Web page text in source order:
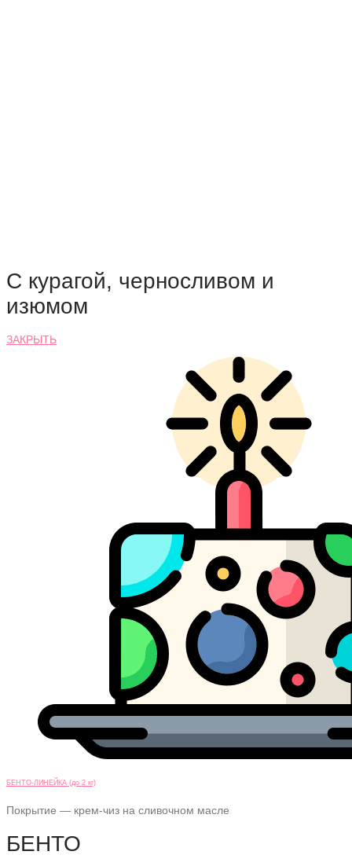
С курагой, черносливом и
изюмом
ЗАКРЫТЬ
БЕНТО-ЛИНЕЙКА (до 2 кг)
Покрытие — крем-чиз на сливочном масле
БЕНТО